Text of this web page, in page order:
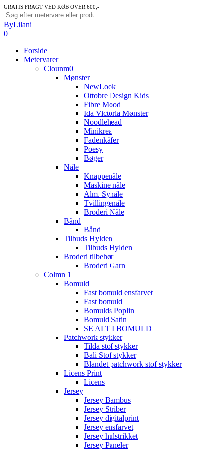
Skip
to
main
content
GRATIS FRAGT VED KØB OVER 600,-
Close
Search
ByLilani
search
account
0
Forside
Metervarer
Clounm0
Mønster
NewLook
Ottobre Design Kids
Fibre Mood
Ida Victoria Mønster
Noodlehead
Minikrea
Fadenkäfer
Poesy
Bøger
Nåle
Knappenåle
Maskine nåle
Alm. Synåle
Tvillingenåle
Broderi Nåle
Bånd
Bånd
Tilbuds Hylden
Tilbuds Hylden
Broderi tilbehør
Broderi Garn
Colmn 1
Bomuld
Fast bomuld ensfarvet
Fast bomuld
Bomulds Poplin
Bomuld Satin
SE ALT I BOMULD
Patchwork stykker
Tilda stof stykker
Bali Stof stykker
Blandet patchwork stof stykker
Licens Print
Licens
Jersey
Jersey Bambus
Jersey Striber
Jersey digitalprint
Jersey ensfarvet
Jersey hulstrikket
Jersey Paneler